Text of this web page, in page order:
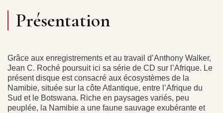
Présentation
Grâce aux enregistrements et au travail d’Anthony Walker,
Jean C. Roché poursuit ici sa série de CD sur l’Afrique. Le
présent disque est consacré aux écosystèmes de la
Namibie, située sur la côte Atlantique, entre l’Afrique du
Sud et le Botswana. Riche en paysages variés, peu
peuplée, la Namibie a une faune sauvage exubérante et